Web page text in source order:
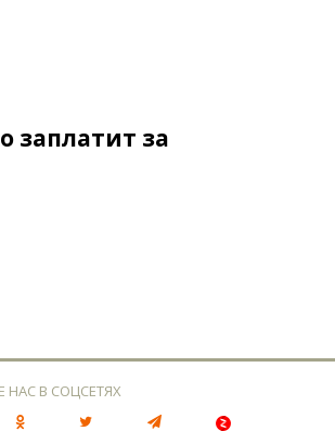
заплатит за
НАС В СОЦСЕТЯХ